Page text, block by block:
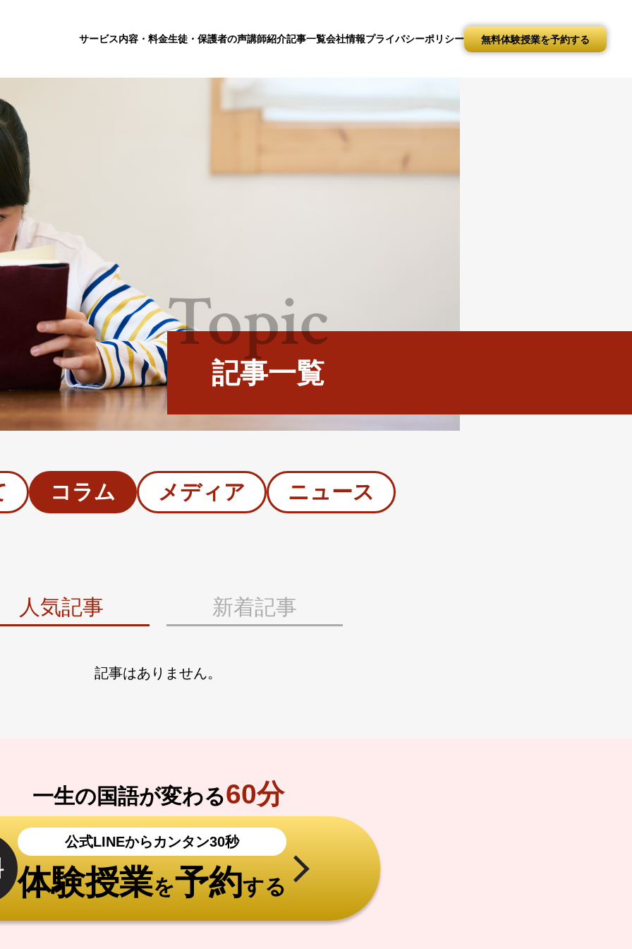
サービス内容・料金生徒・保護者の声講師紹介記事一覧会社情報プライバシーポリシー 無料体験授業を予約する
記事一覧
Topic
コラム メディア ニュース
人気記事 新着記事
記事はありません。
一生の国語が変わる60分
公式LINEからカンタン30秒
体験授業を予約する